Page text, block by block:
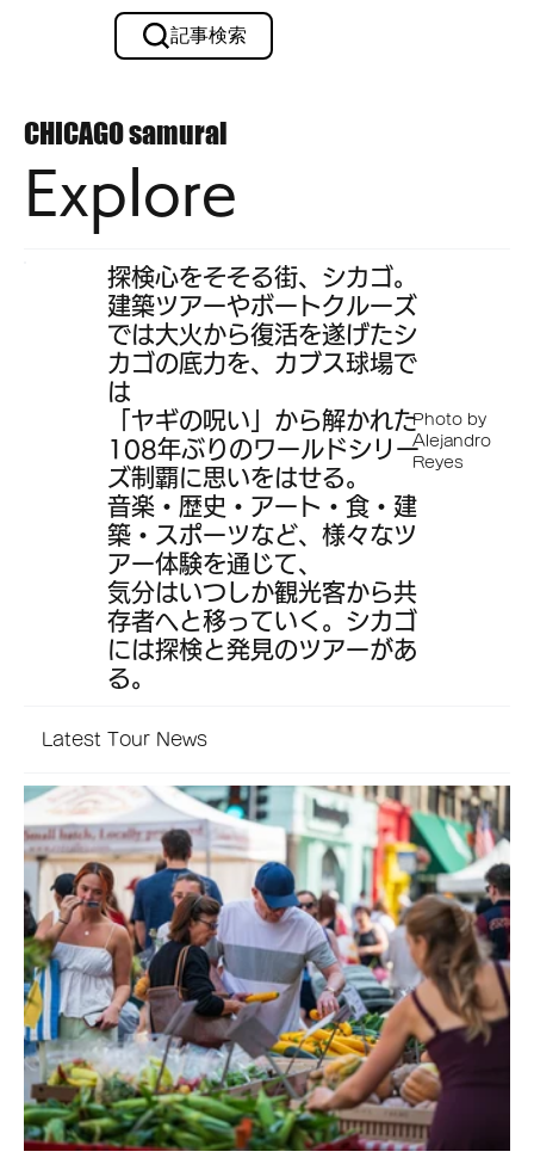
記事検索
Explore
CHICAGOsamurai
探検心をそそる街、シカゴ。
建築ツアーやボートクルーズ
では大火から復活を遂げたシ
カゴの底力を、カブス球場で
は
「ヤギの呪い」から解かれた
108年ぶりのワールドシリー
ズ制覇に思いをはせる。
音楽・歴史・アート・食・建
築・スポーツなど、様々なツ
アー体験を通じて、
気分はいつしか観光客から共
存者へと移っていく。シカゴ
には探検と発見のツアーがあ
る。
Photo by
Alejandro
Reyes
Latest Tour News